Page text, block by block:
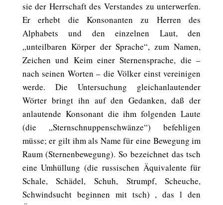
sie der Herrschaft des Verstandes zu unterwerfen.
Er erhebt die Konsonanten zu Herren des
Alphabets und den einzelnen Laut, den
„unteilbaren Körper der Sprache“, zum Namen,
Zeichen und Keim einer Sternensprache, die –
nach seinen Worten – die Völker einst vereinigen
werde. Die Untersuchung gleichanlautender
Wörter bringt ihn auf den Gedanken, daß der
anlautende Konsonant die ihm folgenden Laute
(die „Sternschnuppenschwänze“) befehligen
müsse; er gilt ihm als Name für eine Bewegung im
Raum (Sternenbewegung). So bezeichnet das tsch
eine Umhüllung (die russischen Äquivalente für
Schale, Schädel, Schuh, Strumpf, Scheuche,
Schwindsucht beginnen mit tsch) , das l den